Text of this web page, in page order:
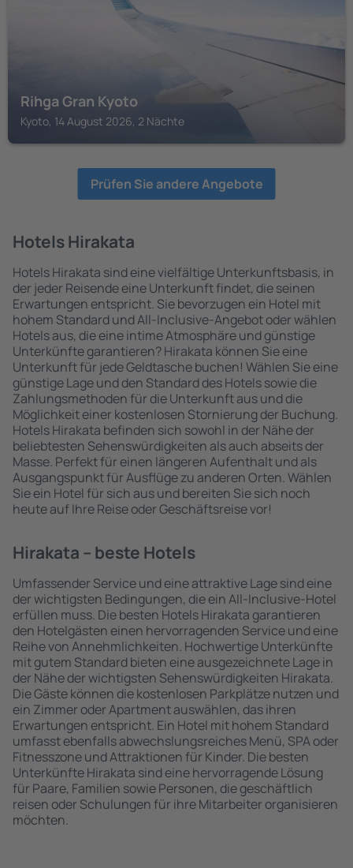
Rihga Gran Kyoto
Kyoto, 14 August 2026, 2 Nächte
Prüfen Sie andere Angebote
Hotels Hirakata
Hotels Hirakata sind eine vielfältige Unterkunftsbasis, in
der jeder Reisende eine Unterkunft findet, die seinen
Erwartungen entspricht. Sie bevorzugen ein Hotel mit
hohem Standard und All-Inclusive-Angebot oder wählen
Hotels aus, die eine intime Atmosphäre und günstige
Unterkünfte garantieren? Hirakata können Sie eine
Unterkunft für jede Geldtasche buchen! Wählen Sie eine
günstige Lage und den Standard des Hotels sowie die
Zahlungsmethoden für die Unterkunft aus und die
Möglichkeit einer kostenlosen Stornierung der Buchung.
Hotels Hirakata befinden sich sowohl in der Nähe der
beliebtesten Sehenswürdigkeiten als auch abseits der
Masse. Perfekt für einen längeren Aufenthalt und als
Ausgangspunkt für Ausflüge zu anderen Orten. Wählen
Sie ein Hotel für sich aus und bereiten Sie sich noch
heute auf Ihre Reise oder Geschäftsreise vor!
Hirakata – beste Hotels
Umfassender Service und eine attraktive Lage sind eine
der wichtigsten Bedingungen, die ein All-Inclusive-Hotel
erfüllen muss. Die besten Hotels Hirakata garantieren
den Hotelgästen einen hervorragenden Service und eine
Reihe von Annehmlichkeiten. Hochwertige Unterkünfte
mit gutem Standard bieten eine ausgezeichnete Lage in
der Nähe der wichtigsten Sehenswürdigkeiten Hirakata.
Die Gäste können die kostenlosen Parkplätze nutzen und
ein Zimmer oder Apartment auswählen, das ihren
Erwartungen entspricht. Ein Hotel mit hohem Standard
umfasst ebenfalls abwechslungsreiches Menü, SPA oder
Fitnesszone und Attraktionen für Kinder. Die besten
Unterkünfte Hirakata sind eine hervorragende Lösung
für Paare, Familien sowie Personen, die geschäftlich
reisen oder Schulungen für ihre Mitarbeiter organisieren
möchten.